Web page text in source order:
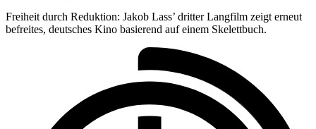
Freiheit durch Reduktion: Jakob Lass’ dritter Langfilm zeigt erneut
befreites, deutsches Kino basierend auf einem Skelettbuch.